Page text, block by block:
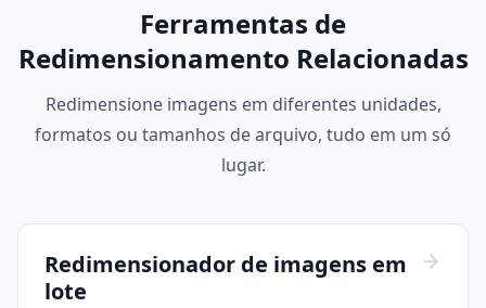
Ferramentas de
Redimensionamento Relacionadas
Redimensione imagens em diferentes unidades,
formatos ou tamanhos de arquivo, tudo em um só
lugar.
Redimensionador de imagens em
lote